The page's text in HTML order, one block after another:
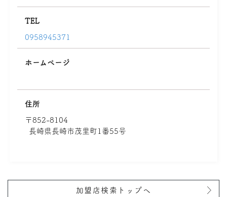
TEL
0958945371
ホームページ
住所
〒852-8104
長崎県長崎市茂里町1番55号
加盟店検索トップへ